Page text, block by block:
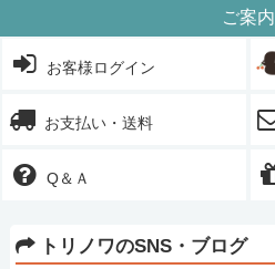
ご案内
お客様ログイン
お支払い・送料
Q＆Ａ
トリノワのSNS・ブログ